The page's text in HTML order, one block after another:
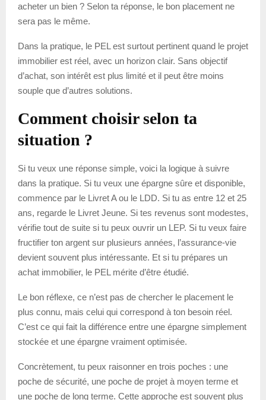
acheter un bien ? Selon ta réponse, le bon placement ne
sera pas le même.
Dans la pratique, le PEL est surtout pertinent quand le projet
immobilier est réel, avec un horizon clair. Sans objectif
d’achat, son intérêt est plus limité et il peut être moins
souple que d’autres solutions.
Comment choisir selon ta
situation ?
Si tu veux une réponse simple, voici la logique à suivre
dans la pratique. Si tu veux une épargne sûre et disponible,
commence par le Livret A ou le LDD. Si tu as entre 12 et 25
ans, regarde le Livret Jeune. Si tes revenus sont modestes,
vérifie tout de suite si tu peux ouvrir un LEP. Si tu veux faire
fructifier ton argent sur plusieurs années, l’assurance-vie
devient souvent plus intéressante. Et si tu prépares un
achat immobilier, le PEL mérite d’être étudié.
Le bon réflexe, ce n’est pas de chercher le placement le
plus connu, mais celui qui correspond à ton besoin réel.
C’est ce qui fait la différence entre une épargne simplement
stockée et une épargne vraiment optimisée.
Concrètement, tu peux raisonner en trois poches : une
poche de sécurité, une poche de projet à moyen terme et
une poche de long terme. Cette approche est souvent plus